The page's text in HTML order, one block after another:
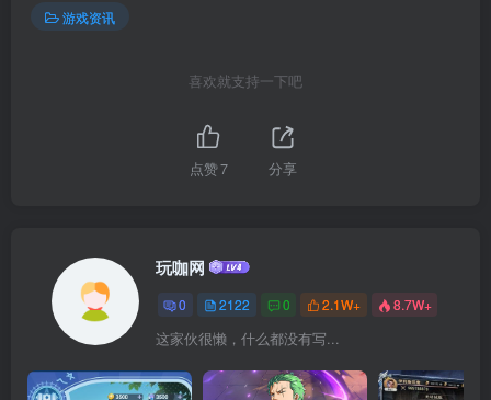
游戏资讯
喜欢就支持一下吧
点赞7 分享
玩咖网
0 2122 0 2.1W+ 8.7W+
这家伙很懒，什么都没有写...